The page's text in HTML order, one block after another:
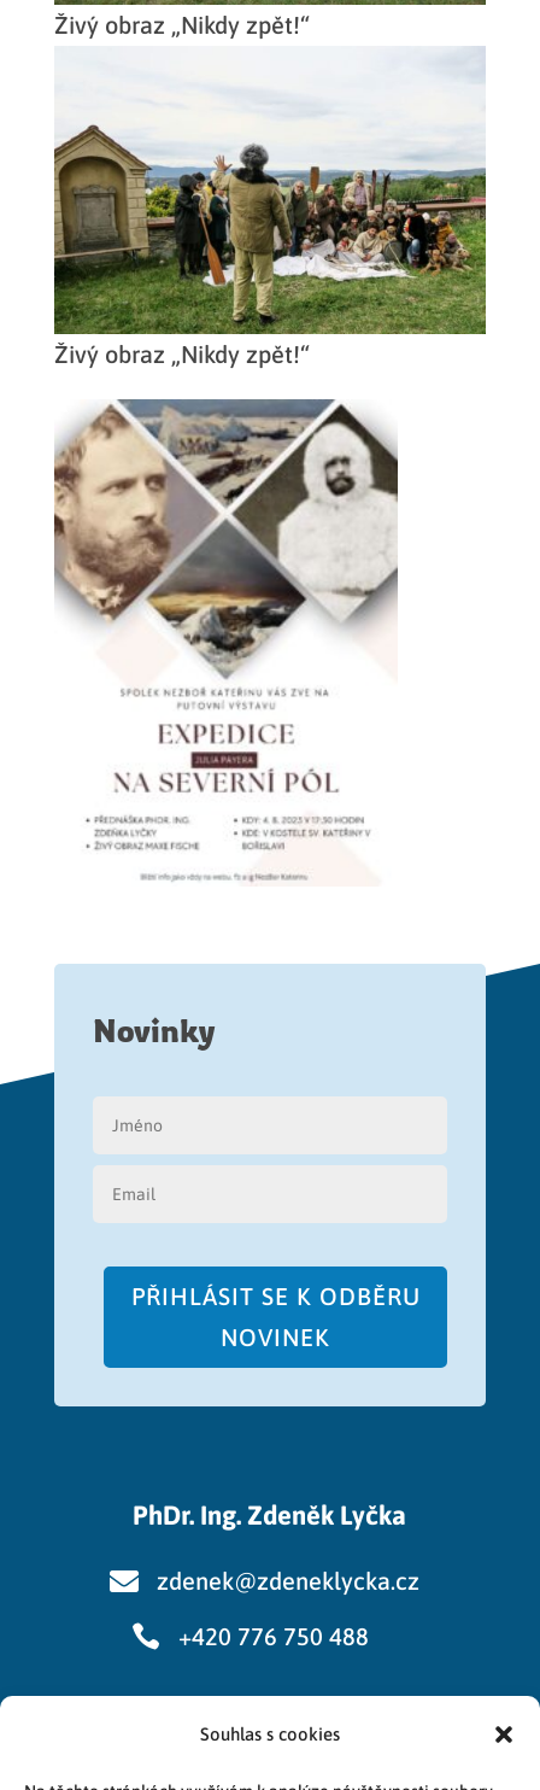
Souhlas s cookies
Živý obraz „Nikdy zpět!“
Živý obraz „Nikdy zpět!“
Novinky
PŘIHLÁSIT SE K ODBĚRU
NOVINEK
PhDr. Ing. Zdeněk Lyčka
 zdenek@zdeneklycka.cz
 +420 776 750 488
Cookies